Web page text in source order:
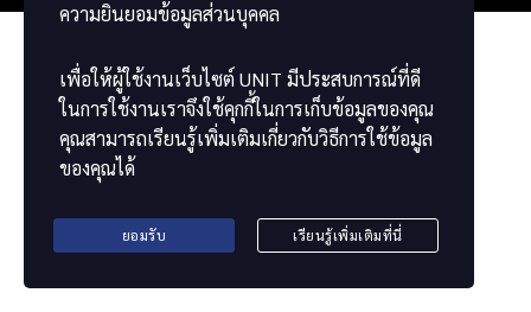
ความยินยอมข้อมูลส่วนบุคคล
เพื่อให้ผู้ใช้งานเว็บไซต์ UNIT มีประสบการณ์ที่ดี
ในการใช้งานเราจึงใช้คุกกี้ในการเก็บข้อมูลของคุณ
คุณสามารถเรียนรู้เพิ่มเติมเกี่ยวกับวิธีการใช้ข้อมูล
ของคุณได้
ยอมรับ เรียนรู้เพิ่มเติมที่นี่